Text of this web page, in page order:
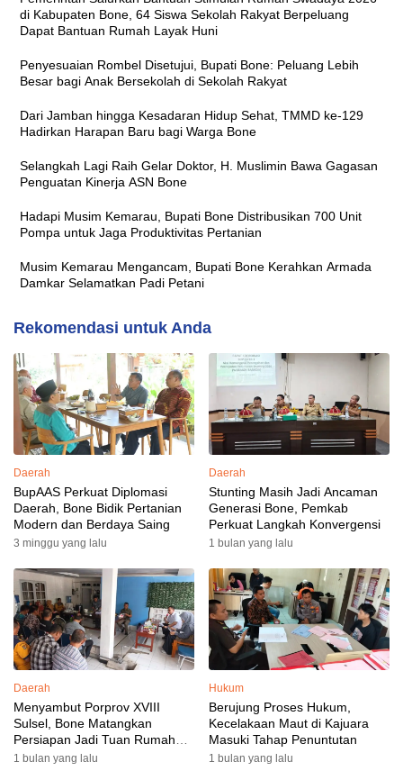
di Kabupaten Bone, 64 Siswa Sekolah Rakyat Berpeluang
Dapat Bantuan Rumah Layak Huni
Penyesuaian Rombel Disetujui, Bupati Bone: Peluang Lebih
Besar bagi Anak Bersekolah di Sekolah Rakyat
Dari Jamban hingga Kesadaran Hidup Sehat, TMMD ke-129
Hadirkan Harapan Baru bagi Warga Bone
Selangkah Lagi Raih Gelar Doktor, H. Muslimin Bawa Gagasan
Penguatan Kinerja ASN Bone
Hadapi Musim Kemarau, Bupati Bone Distribusikan 700 Unit
Pompa untuk Jaga Produktivitas Pertanian
Musim Kemarau Mengancam, Bupati Bone Kerahkan Armada
Damkar Selamatkan Padi Petani
Rekomendasi untuk Anda
Daerah
BupAAS Perkuat Diplomasi
Daerah, Bone Bidik Pertanian
Modern dan Berdaya Saing
3 minggu yang lalu
Daerah
Stunting Masih Jadi Ancaman
Generasi Bone, Pemkab
Perkuat Langkah Konvergensi
1 bulan yang lalu
Daerah
Menyambut Porprov XVIII
Sulsel, Bone Matangkan
Persiapan Jadi Tuan Rumah
yang Berkesan: Wakil Bupati
1 bulan yang lalu
Hukum
Berujung Proses Hukum,
Kecelakaan Maut di Kajuara
Masuki Tahap Penuntutan
1 bulan yang lalu